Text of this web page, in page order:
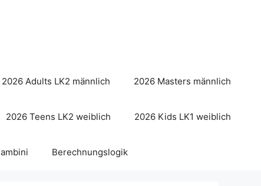
2026 Adults LK2 männlich 2026 Masters männlich
2026 Teens LK2 weiblich 2026 Kids LK1 weiblich
Berechnungslogik